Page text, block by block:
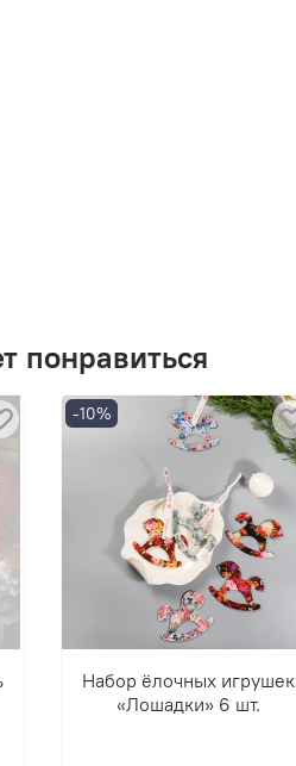
понравиться
-10%
Набор ёлочных игрушек
«Лошадки» 6 шт.